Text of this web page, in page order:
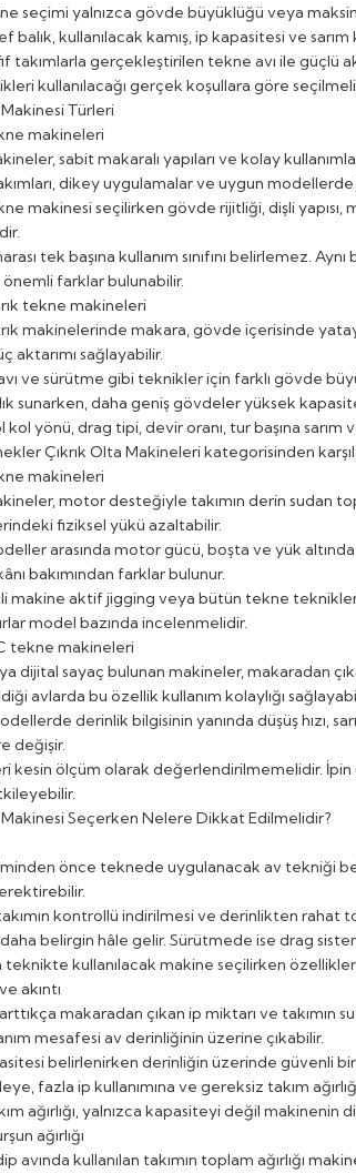
seçimi yalnızca gövde büyüklüğü veya
balık, kullanılacak kamış, ip kapasitesi ve
takımlarla gerçekleştirilen tekne avı ile güçlü
kullanılacağı gerçek koşullara göre
Türleri
makineleri
sabit makaralı yapıları ve kolay
dikey uygulamalar ve uygun modellerde
makinesi seçilirken gövde rijitliği, dişli yapısı,
tek başına kullanım sınıfını belirlemez.
önemli farklar bulunabilir.
tekne makineleri
makinelerinde makara, gövde içerisinde
aktarımı sağlayabilir.
ve sürütme gibi teknikler için farklı gövde
sunarken, daha geniş gövdeler yüksek
kol yönü, drag tipi, devir oranı, tur başına sarım
Çıkrık Olta Makinelerikategorisinden
makineleri
motor desteğiyle takımın derin sudan
fiziksel yükü azaltabilir.
arasında motor gücü, boşta ve yük
bakımından farklar bulunur.
makine aktif jigging veya bütün tekne teknikleri
model bazında incelenmelidir.
tekne makineleri
dijital sayaç bulunan makineler, makaradan
avlarda bu özellik kullanım kolaylığı
derinlik bilgisinin yanında düşüş hızı,
değişir.
kesin ölçüm olarak değerlendirilmemelidir.
Seçerken Nelere Dikkat Edilmelidir?
önce teknede uygulanacak av tekniği
kontrollü indirilmesi ve derinlikten rahat
belirgin hâle gelir. Sürütmede ise drag
kullanılacak makine seçilirken özellikler
akıntı
makaradan çıkan ip miktarı ve takımın
mesafesi av derinliğinin üzerine çıkabilir.
belirlenirken derinliğin üzerinde güvenli
fazla ip kullanımına ve gereksiz takım
ağırlığı, yalnızca kapasiteyi değil
ağırlığı
avında kullanılan takımın toplam ağırlığı